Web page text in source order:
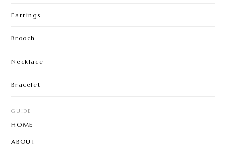
Earrings
Brooch
Necklace
Bracelet
GUIDE
HOME
ABOUT